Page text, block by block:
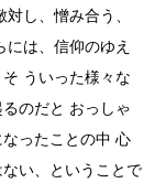
し、憎み合う、
は、信仰のゆえ
ういった様々な
のだと おっしゃ
ったことの中 心
い、ということで